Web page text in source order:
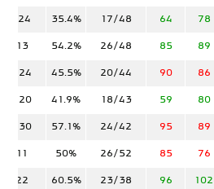
78
64
17/48
35.4%
11/24
89
85
26/48
54.2%
6/13
86
90
20/44
45.5%
10/24
80
59
18/43
41.9%
10/20
89
95
24/42
57.1%
10/30
76
85
26/52
50%
3/11
102
96
23/38
60.5%
9/22